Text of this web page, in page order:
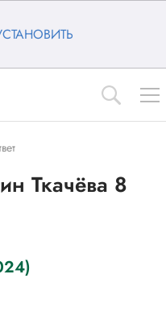
Ткачёва 8